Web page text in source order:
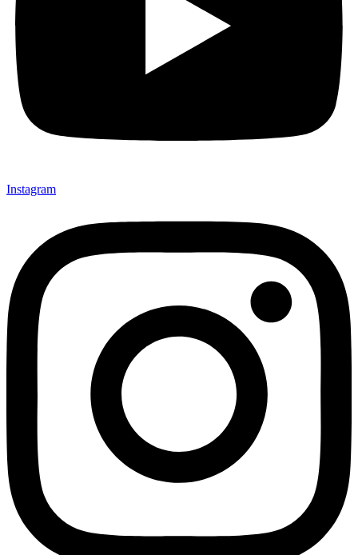
Instagram